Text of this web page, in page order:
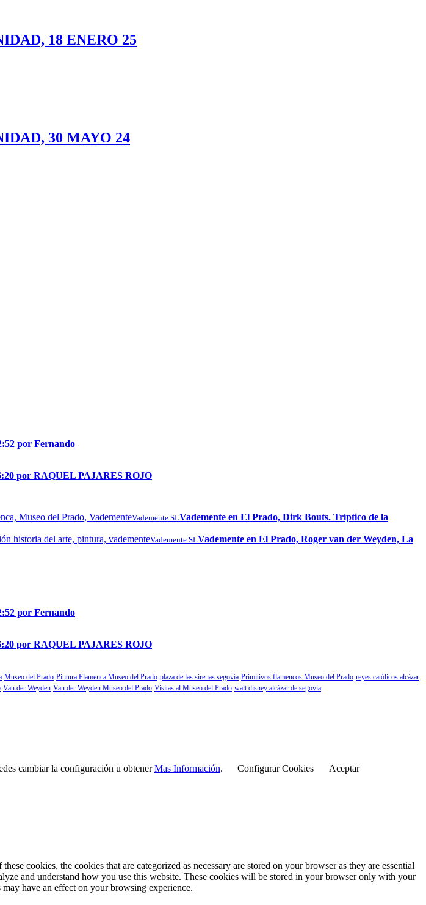
18 ENERO 25
30 MAYO 24
por Fernando
por RAQUEL PAJARES ROJO
Vademente SLVademente en El Prado, Dirk Bouts. Tríptico de la
Vademente SLVademente en El Prado, Roger van der Weyden, La
por Fernando
por RAQUEL PAJARES ROJO
Museo del Prado Pintura Flamenca Museo del Prado plaza de las sirenas segovía Primitivos flamencos Museo del Prado reyes católicos alcázar
Van der Weyden Van der Weyden Museo del Prado Visitas al Museo del Prado walt disney alcázar de segovia
cambiar la configuración u obtenerMas Información. Configurar Cookies
Aceptar
cookies, the cookies that are categorized as necessary are stored on your browser as they are essential
and understand how you use this website. These cookies will be stored in your browser only with your
have an effect on your browsing experience.